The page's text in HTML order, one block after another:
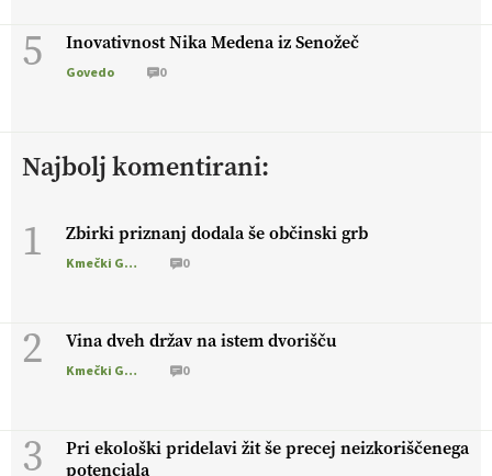
5 Inovativnost Nika Medena iz Senožeč
Govedo 0
Najbolj komentirani:
1 Zbirki priznanj dodala še občinski grb
Kmečki Glas 0
2 Vina dveh držav na istem dvorišču
Kmečki Glas 0
3
Pri ekološki pridelavi žit še precej neizkoriščenega
potenciala